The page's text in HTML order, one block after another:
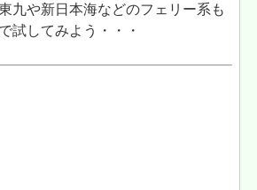
九や新日本海などのフェリー系も
試してみよう・・・